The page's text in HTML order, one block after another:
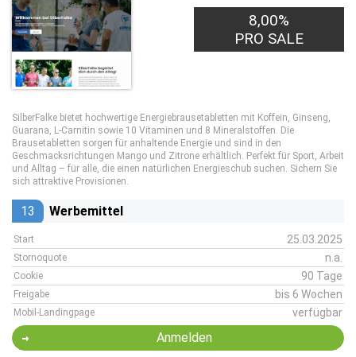
8,00%
PRO SALE
SilberFalke bietet hochwertige Energiebrausetabletten mit Koffein, Ginseng,
Guarana, L-Carnitin sowie 10 Vitaminen und 8 Mineralstoffen. Die
Brausetabletten sorgen für anhaltende Energie und sind in den
Geschmacksrichtungen Mango und Zitrone erhältlich. Perfekt für Sport, Arbeit
und Alltag – für alle, die einen natürlichen Energieschub suchen. Sichern Sie
sich attraktive Provisionen.
13 Werbemittel
Start 25.03.2025
Stornoquote n.a.
Cookie 90 Tage
Freigabe bis 6 Wochen
Mobil-Landingpage verfügbar
Anmelden